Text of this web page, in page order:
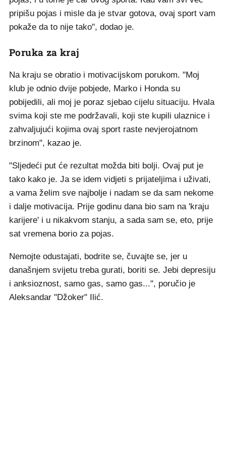
pripišu pojas i misle da je stvar gotova, ovaj sport vam
pokaže da to nije tako", dodao je.
Poruka za kraj
Na kraju se obratio i motivacijskom porukom. "Moj
klub je odnio dvije pobjede, Marko i Honda su
pobijedili, ali moj je poraz sjebao cijelu situaciju. Hvala
svima koji ste me podržavali, koji ste kupili ulaznice i
zahvaljujući kojima ovaj sport raste nevjerojatnom
brzinom", kazao je.
"Sljedeći put će rezultat možda biti bolji. Ovaj put je
tako kako je. Ja se idem vidjeti s prijateljima i uživati,
a vama želim sve najbolje i nadam se da sam nekome
i dalje motivacija. Prije godinu dana bio sam na 'kraju
karijere' i u nikakvom stanju, a sada sam se, eto, prije
sat vremena borio za pojas.
Nemojte odustajati, bodrite se, čuvajte se, jer u
današnjem svijetu treba gurati, boriti se. Jebi depresiju
i anksioznost, samo gas, samo gas...", poručio je
Aleksandar "Džoker" Ilić.